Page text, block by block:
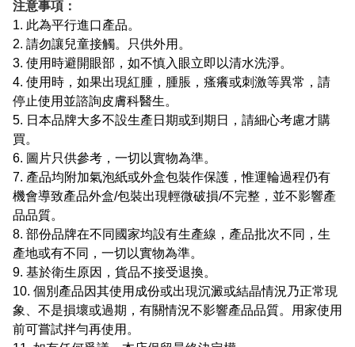
注意事項：
1. 此為平行進口產品。
2. 請勿讓兒童接觸。只供外用。
3. 使用時避開眼部，如不慎入眼立即以清水洗淨。
4. 使用時，如果出現紅腫，腫脹，瘙癢或刺激等異常，請
停止使用並諮詢皮膚科醫生。
5. 日本品牌大多不設生產日期或到期日，請細心考慮才購
買。
6. 圖片只供參考，一切以實物為準。
7. 產品均附加氣泡紙或外盒包裝作保護，惟運輪過程仍有
機會導致產品外盒/包裝出現輕微破損/不完整，並不影響產
品品質。
8. 部份品牌在不同國家均設有生產線，產品批次不同，生
產地或有不同，一切以實物為準。
9. 基於衛生原因，貨品不接受退換。
10. 個別產品因其使用成份或出現沉澱或結晶情況乃正常現
象、不是損壞或過期，有關情況不影響產品品質。用家使用
前可嘗試拌勻再使用。